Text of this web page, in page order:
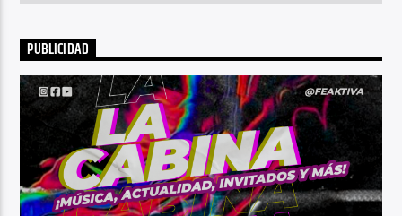
PUBLICIDAD